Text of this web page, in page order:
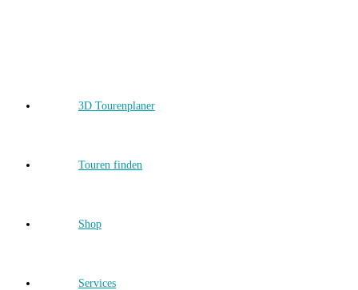
3D Tourenplaner
Touren finden
Shop
Services